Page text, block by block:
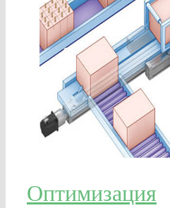
Оптимизация